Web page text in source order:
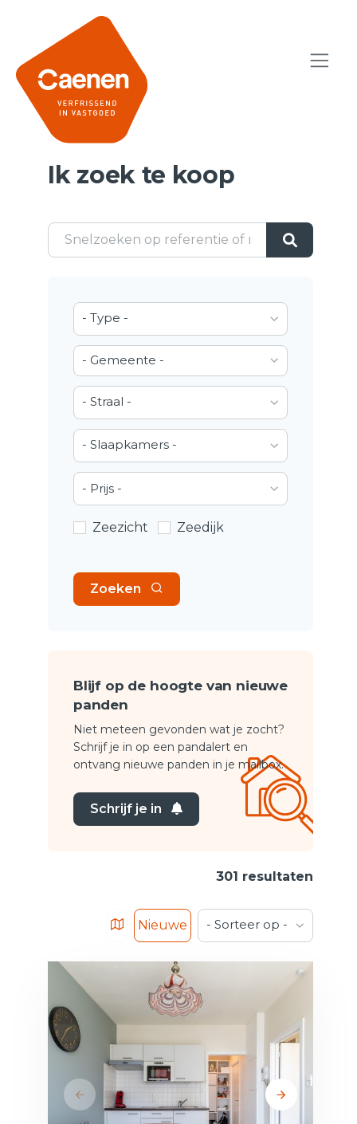
Ik zoek te koop
- Type -
- Gemeente -
- Straal -
- Slaapkamers -
- Prijs -
Zeezicht Zeedijk
Zoeken
Blijf op de hoogte van nieuwe
panden
Niet meteen gevonden wat je zocht?
Schrijf je in op een pandalert en
ontvang nieuwe panden in je mailbox.
Schrijf je in
301 resultaten
Nieuwe - Sorteer op -